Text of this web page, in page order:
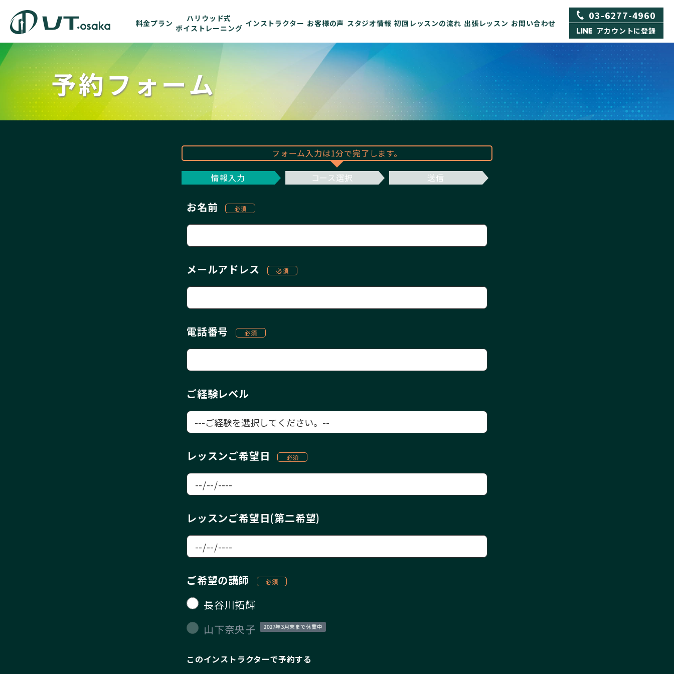
料金プラン
ハリウッド式
ボイストレーニング インストラクター お客様の声 スタジオ情報 初回レッスンの流れ 出張レッスン お問い合わせ
03-6277-4960
アカウントに登録
予約フォーム
フォーム入力は1分で完了します。
情報入力 コース選択 送信
お名前
メールアドレス
電話番号
ご経験レベル
レッスンご希望日
レッスンご希望日(第二希望)
ご希望の講師
長谷川拓輝
山下奈央子
2027年3月末まで休業中
このインストラクターで予約する